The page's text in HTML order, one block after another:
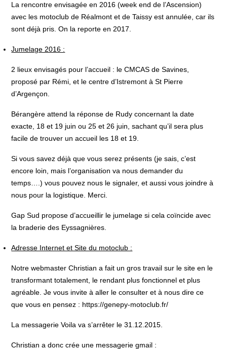
La rencontre envisagée en 2016 (week end de l’Ascension)
avec les motoclub de Réalmont et de Taissy est annulée, car ils
sont déjà pris. On la reporte en 2017.
Jumelage 2016 :
2 lieux envisagés pour l’accueil : le CMCAS de Savines,
proposé par Rémi, et le centre d’Istremont à St Pierre
d’Argençon.
Bérangère attend la réponse de Rudy concernant la date
exacte, 18 et 19 juin ou 25 et 26 juin, sachant qu’il sera plus
facile de trouver un accueil les 18 et 19.
Si vous savez déjà que vous serez présents (je sais, c’est
encore loin, mais l’organisation va nous demander du
temps….) vous pouvez nous le signaler, et aussi vous joindre à
nous pour la logistique. Merci.
Gap Sud propose d’accueillir le jumelage si cela coïncide avec
la braderie des Eyssagnières.
Adresse Internet et Site du motoclub :
Notre webmaster Christian a fait un gros travail sur le site en le
transformant totalement, le rendant plus fonctionnel et plus
agréable. Je vous invite à aller le consulter et à nous dire ce
que vous en pensez : https://genepy-motoclub.fr/
La messagerie Voila va s’arrêter le 31.12.2015.
Christian a donc crée une messagerie gmail :